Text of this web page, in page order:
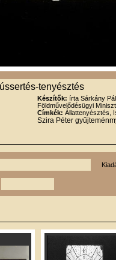
tenyésztés
Készítők: írta Sárkány
Földművelődésügyi
Címkék: Állattenyésztés,
Szira Péter